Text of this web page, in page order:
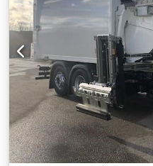
differentialsperre,
bakkamera,
advarsel, DAB radio,
touchdisplay, 4-personers
vægtykkelse, væsketæt
snegletilførsel,
smøreanlæg, OmniDEKA
og skydelåg, 2-hjuls MGB
Ah Isha